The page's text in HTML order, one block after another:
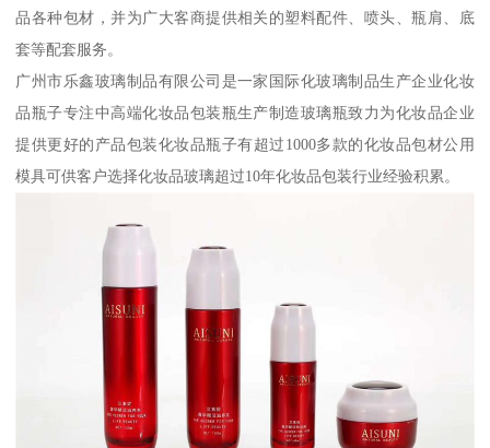
品各种包材，并为广大客商提供相关的塑料配件、喷头、瓶肩、底
套等配套服务。
广州市乐鑫玻璃制品有限公司是一家国际化玻璃制品生产企业化妆
品瓶子专注中高端化妆品包装瓶生产制造玻璃瓶致力为化妆品企业
提供更好的产品包装化妆品瓶子有超过1000多款的化妆品包材公用
模具可供客户选择化妆品玻璃超过10年化妆品包装行业经验积累。